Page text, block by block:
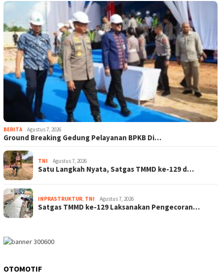
BERITA Agustus 7, 2026
Ground Breaking Gedung Pelayanan BPKB Di…
TNI Agustus 7, 2026
Satu Langkah Nyata, Satgas TMMD ke-129 d…
INPRASTRUKTUR, TNI Agustus 7, 2026
Satgas TMMD ke-129 Laksanakan Pengecoran…
OTOMOTIF